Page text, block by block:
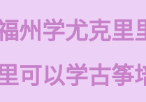
州学尤克里
可以学古筝